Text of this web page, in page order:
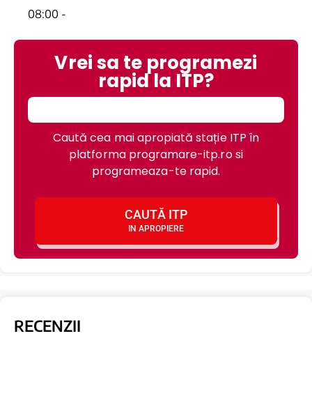
08:00 -
Vrei sa te programezi
rapid la ITP?
Caută cea mai apropiată stație ITP în
platforma programare-itp.ro si
programeaza-te rapid.
CAUTĂ ITP
IN APROPIERE
RECENZII